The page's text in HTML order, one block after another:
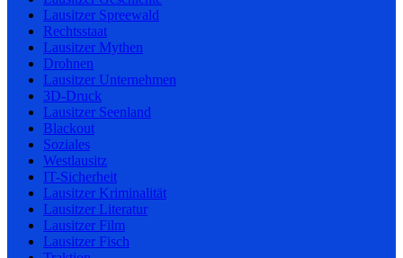
Lausitzer Spreewald
Rechtsstaat
Lausitzer Mythen
Drohnen
Lausitzer Unternehmen
3D-Druck
Lausitzer Seenland
Blackout
Soziales
Westlausitz
IT-Sicherheit
Lausitzer Kriminalität
Lausitzer Literatur
Lausitzer Film
Lausitzer Fisch